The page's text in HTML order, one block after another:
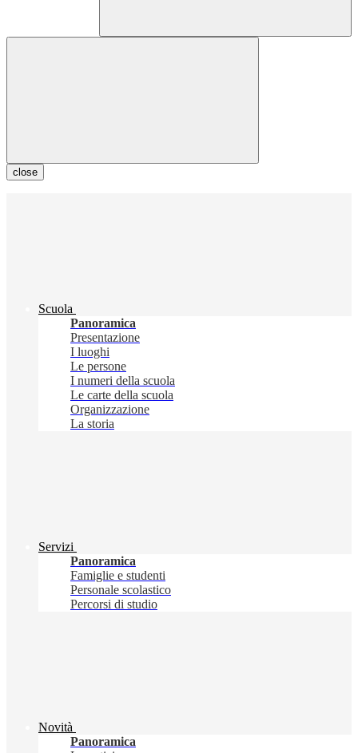
close
Scuola
Panoramica
Presentazione
I luoghi
Le persone
I numeri della scuola
Le carte della scuola
Organizzazione
La storia
Servizi
Panoramica
Famiglie e studenti
Personale scolastico
Percorsi di studio
Novità
Panoramica